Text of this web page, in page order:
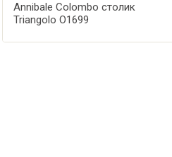
Annibale Colombo столик
Triangolo O1699